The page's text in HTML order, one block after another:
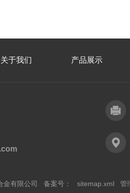
关于我们 产品展示
金有限公司 备案号： sitemap.xml 管